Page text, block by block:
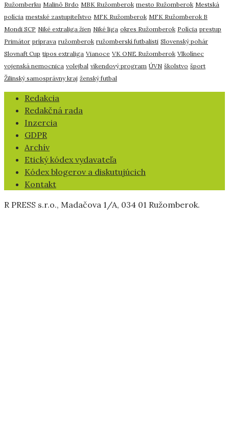
Ružomberku Malinô Brdo MBK Ružomberok mesto Ružomberok Mestská
polícia mestské zastupiteľstvo MFK Ružomberok MFK Ružomberok B
Mondi SCP Niké extraliga žien Niké liga okres Ružomberok Polícia prestup
Primátor príprava ružomberok ružomberskí futbalisti Slovenský pohár
Slovnaft Cup tipos extraliga Vianoce VK ONE Ružomberok Vlkolínec
vojenská nemocnica volejbal víkendový program ÚVN školstvo šport
Žilinský samosprávny kraj ženský futbal
​Redakcia
Redakčná rada
Inzercia
GDPR
Archív
Etický kódex vydavateľa
Kódex blogerov a diskutujúcich
Kontakt
R PRESS s.r.o., Madačova 1/A, 034 01 Ružomberok.